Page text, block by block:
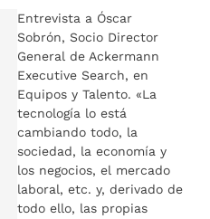
Entrevista a Óscar
Sobrón, Socio Director
General de Ackermann
Executive Search, en
Equipos y Talento. «La
tecnología lo está
cambiando todo, la
sociedad, la economía y
los negocios, el mercado
laboral, etc. y, derivado de
todo ello, las propias